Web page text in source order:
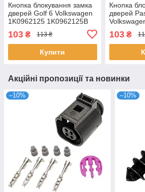
Кнопка блокування замка
дверей Golf 6 Volkswagen
1K0962125 1K0962125B
103 ₴ 113 ₴
Купити
Кнопка
дверей
103₴
Акційні пропозиції та новинки
–10% –10%